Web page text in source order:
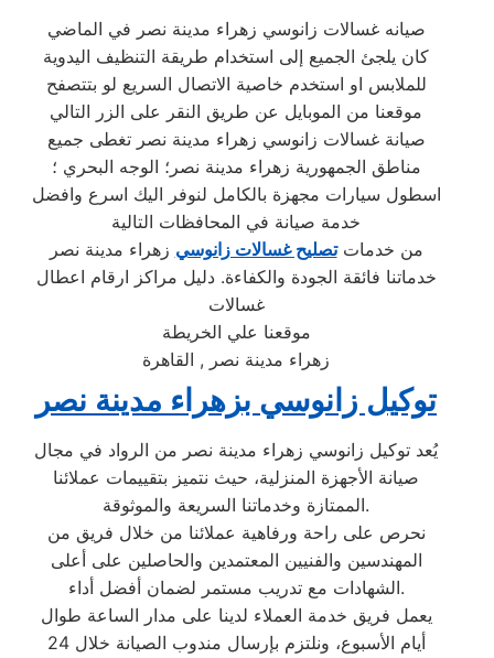
صيانه غسالات زانوسي زهراء مدينة نصر في الماضي
كان يلجئ الجميع إلى استخدام طريقة التنظيف اليدوية
للملابس او استخدم خاصية الاتصال السريع لو بتتصفح
موقعنا من الموبايل عن طريق النقر على الزر التالي
صيانة غسالات زانوسي زهراء مدينة نصر تغطى جميع
مناطق الجمهورية زهراء مدينة نصر؛ الوجه البحري ؛
اسطول سيارات مجهزة بالكامل لنوفر اليك اسرع وافضل
خدمة صيانة في المحافظات التالية
من خدماتتصليح غسالات زانوسي زهراء مدينة نصر
خدماتنا فائقة الجودة والكفاءة. دليل مراكز ارقام اعطال
غسالات
موقعنا علي الخريطة
زهراء مدينة نصر , القاهرة
توكيل زانوسي بزهراء مدينة نصر
يُعد توكيل زانوسي زهراء مدينة نصر من الرواد في مجال
صيانة الأجهزة المنزلية، حيث نتميز بتقييمات عملائنا
الممتازة وخدماتنا السريعة والموثوقة.
نحرص على راحة ورفاهية عملائنا من خلال فريق من
المهندسين والفنيين المعتمدين والحاصلين على أعلى
الشهادات مع تدريب مستمر لضمان أفضل أداء.
يعمل فريق خدمة العملاء لدينا على مدار الساعة طوال
أيام الأسبوع، ونلتزم بإرسال مندوب الصيانة خلال 24